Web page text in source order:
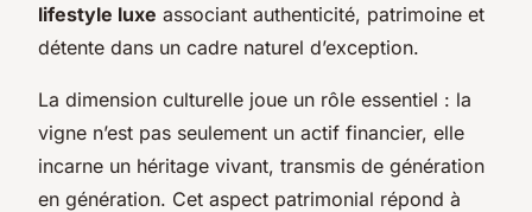
lifestyle luxe associant authenticité, patrimoine et
détente dans un cadre naturel d’exception.
La dimension culturelle joue un rôle essentiel : la
vigne n’est pas seulement un actif financier, elle
incarne un héritage vivant, transmis de génération
en génération. Cet aspect patrimonial répond à